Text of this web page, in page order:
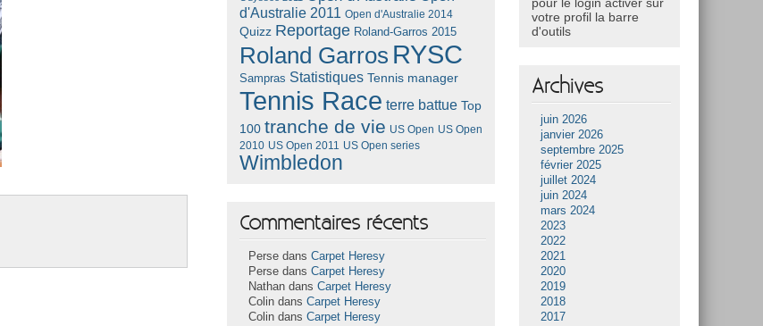
d'Australie 2011 Open d'Australie 2014
Quizz Reportage Roland-Garros 2015
Roland Garros RYSC
Sampras Statistiques Tennis manager
Tennis Race terre battue Top
100 tranche de vie US Open US Open
2010 US Open 2011 US Open series
Wimbledon
Commentaires récents
Perse dansCarpet Heresy
Perse dansCarpet Heresy
Nathan dansCarpet Heresy
Colin dansCarpet Heresy
Colin dansCarpet Heresy
votre profil la barre
d'outils
Archives
juin 2026
janvier 2026
septembre 2025
février 2025
juillet 2024
juin 2024
mars 2024
2023
2022
2021
2020
2019
2018
2017